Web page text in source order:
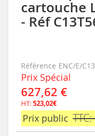
cartouche
- Réf
Référence ENC/E/
Prix Spécial
627,62 €
HT:523,02€
Prix public
the
beginning
gallery